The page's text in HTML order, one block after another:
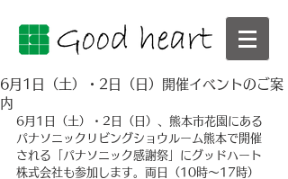
6月1日（土）・2日（日）開催イベントのご案
内
6月1日（土）・2日（日）、熊本市花園にある
パナソニックリビングショウルーム熊本で開催
される「パナソニック感謝祭」にグッドハート
株式会社も参加します。両日（10時～17時）